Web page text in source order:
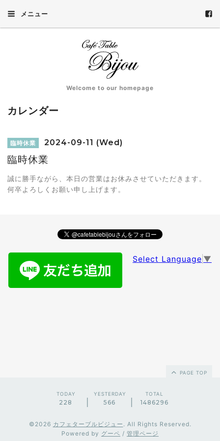
メニュー
Welcome to our homepage
カレンダー
臨時休業 2024-09-11 (Wed)
臨時休業
誠に勝手ながら、本日の営業はお休みさせていただきます。
何卒よろしくお願い申し上げます。
Select Language ▼
PAGE TOP
TODAY
228
YESTERDAY
566
TOTAL
1486296
©2026 カフェターブルビジュー . All Rights Reserved.
Powered by グーペ / 管理ページ